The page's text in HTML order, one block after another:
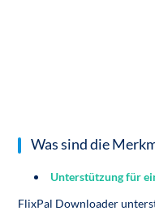
Was sind die
Unterstützung für
FlixPal Downloader